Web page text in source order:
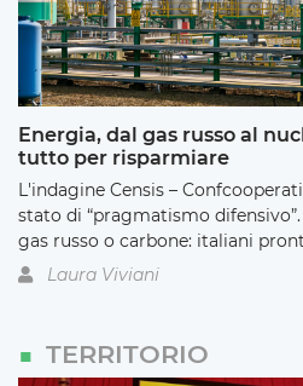
Energia, dal gas russo al
tutto per risparmiare
L'indagine Censis –
stato di “pragmatismo
gas russo o carbone: italiani
Laura Viviani
TERRITORIO